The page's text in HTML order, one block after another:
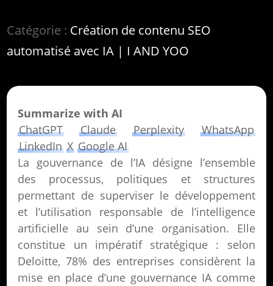
Catégorie : Création de contenu SEO
automatisé avec IA | I AND YOO
Summarize with AI
ChatGPT
Claude Perplexity
WhatsApp
LinkedIn X Google AI
La gouvernance de l’IA désigne l’ensemble
des processus, politiques et structures
permettant de superviser le développement
et l’utilisation responsable de l’intelligence
artificielle au sein d’une organisation. Elle
constitue un impératif stratégique : selon
Deloitte, 78% des entreprises considèrent la
mise en place d’une gouvernance IA comme